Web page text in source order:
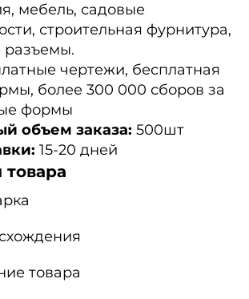
мебель, садовые
строительная фурнитура,
разъемы.
чертежи, бесплатная
более 300 000 сборов за
формы
объем заказа: 500шт
15-20 дней
товара